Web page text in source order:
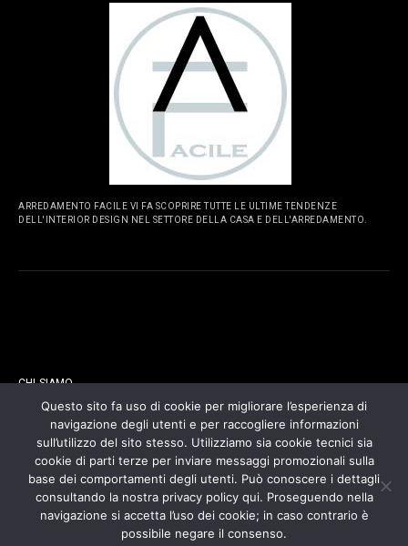
ARREDAMENTO FACILE VI FA SCOPRIRE TUTTE LE ULTIME TENDENZE
DELL'INTERIOR DESIGN NEL SETTORE DELLA CASA E DELL'ARREDAMENTO.
CHI SIAMO
CONTATTI
COOKIES POLICY
PRIVACY POLICY
Questo sito fa uso di cookie per migliorare l’esperienza di
navigazione degli utenti e per raccogliere informazioni
sull’utilizzo del sito stesso. Utilizziamo sia cookie tecnici sia
cookie di parti terze per inviare messaggi promozionali sulla
base dei comportamenti degli utenti. Può conoscere i dettagli
consultando la nostra privacy policy qui. Proseguendo nella
navigazione si accetta l’uso dei cookie; in caso contrario è
possibile negare il consenso.